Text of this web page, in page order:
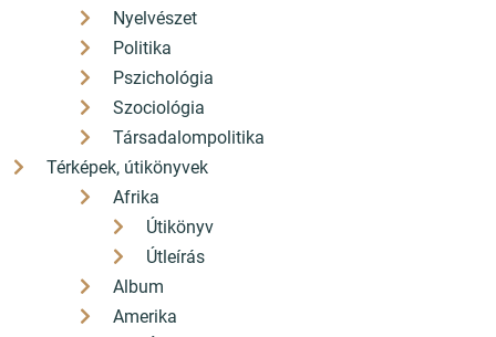
Nyelvészet
Politika
Pszichológia
Szociológia
Társadalompolitika
Térképek, útikönyvek
Afrika
Útikönyv
Útleírás
Album
Amerika